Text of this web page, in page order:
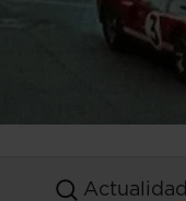
Actualidad